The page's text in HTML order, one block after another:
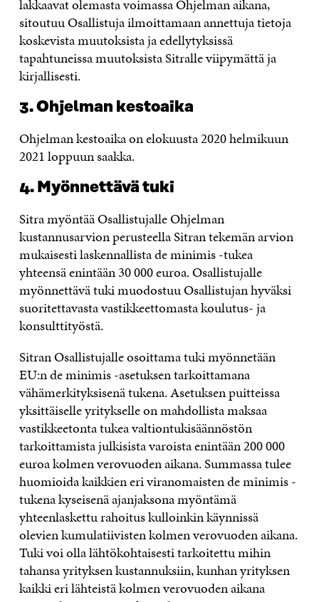
lakkaavat olemasta voimassa Ohjelman aikana,
sitoutuu Osallistuja ilmoittamaan annettuja tietoja
koskevista muutoksista ja edellytyksissä
tapahtuneissa muutoksista Sitralle viipymättä ja
kirjallisesti.
3. Ohjelman kestoaika
Ohjelman kestoaika on elokuusta 2020 helmikuun
2021 loppuun saakka.
4. Myönnettävä tuki
Sitra myöntää Osallistujalle Ohjelman
kustannusarvion perusteella Sitran tekemän arvion
mukaisesti laskennallista de minimis -tukea
yhteensä enintään 30 000 euroa. Osallistujalle
myönnettävä tuki muodostuu Osallistujan hyväksi
suoritettavasta vastikkeettomasta koulutus- ja
konsulttityöstä.
Sitran Osallistujalle osoittama tuki myönnetään
EU:n de minimis -asetuksen tarkoittamana
vähämerkityksisenä tukena. Asetuksen puitteissa
yksittäiselle yritykselle on mahdollista maksaa
vastikkeetonta tukea valtiontukisäännöstön
tarkoittamista julkisista varoista enintään 200 000
euroa kolmen verovuoden aikana. Summassa tulee
huomioida kaikkien eri viranomaisten de minimis -
tukena kyseisenä ajanjaksona myöntämä
yhteenlaskettu rahoitus kulloinkin käynnissä
olevien kumulatiivisten kolmen verovuoden aikana.
Tuki voi olla lähtökohtaisesti tarkoitettu mihin
tahansa yrityksen kustannuksiin, kunhan yrityksen
kaikki eri lähteistä kolmen verovuoden aikana